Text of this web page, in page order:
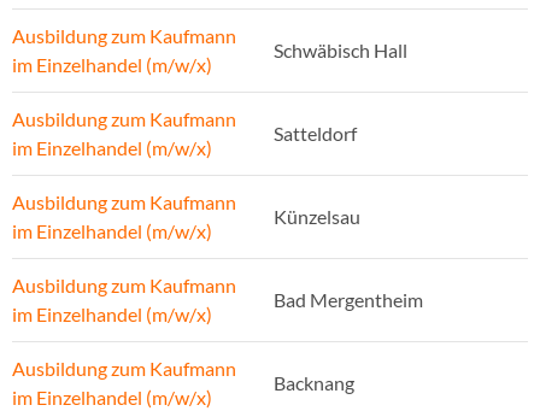
Ausbildung zum Kaufmann
im Einzelhandel (m/w/x)
Schwäbisch Hall
Ausbildung zum Kaufmann
im Einzelhandel (m/w/x)
Satteldorf
Ausbildung zum Kaufmann
im Einzelhandel (m/w/x)
Künzelsau
Ausbildung zum Kaufmann
im Einzelhandel (m/w/x)
Bad Mergentheim
Ausbildung zum Kaufmann
im Einzelhandel (m/w/x)
Backnang